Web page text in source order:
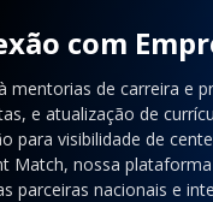
com
mentorias de carreira e
e atualização de
para visibilidade de
Match, nossa
parceiras nacionais e